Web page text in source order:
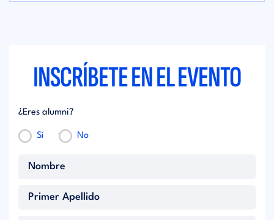
INSCRÍBETE EN EL EVENTO
¿Eres alumni?
Sí No